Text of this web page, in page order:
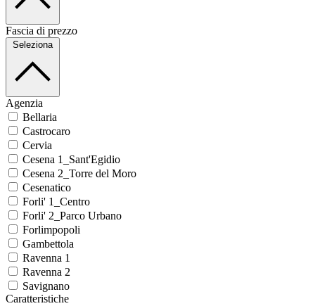
Fascia di prezzo
Seleziona
Agenzia
Bellaria
Castrocaro
Cervia
Cesena 1_Sant'Egidio
Cesena 2_Torre del Moro
Cesenatico
Forli' 1_Centro
Forli' 2_Parco Urbano
Forlimpopoli
Gambettola
Ravenna 1
Ravenna 2
Savignano
Caratteristiche